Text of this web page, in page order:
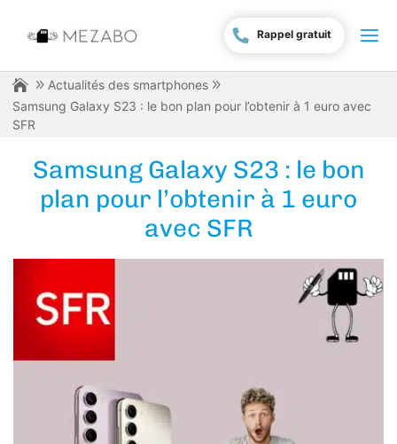
Rappel gratuit
Actualités des smartphones
Samsung Galaxy S23 : le bon plan pour l’obtenir à 1 euro avec
SFR
Samsung Galaxy S23 : le bon
plan pour l’obtenir à 1 euro
avec SFR